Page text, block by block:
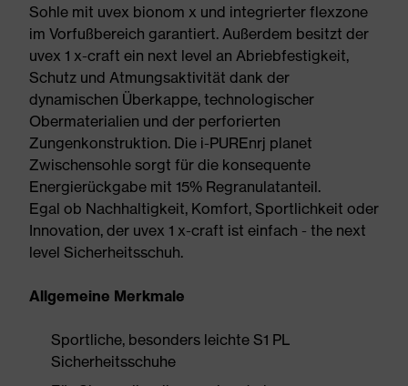
Sohle mit uvex bionom x und integrierter flexzone
im Vorfußbereich garantiert. Außerdem besitzt der
uvex 1 x-craft ein next level an Abriebfestigkeit,
Schutz und Atmungsaktivität dank der
dynamischen Überkappe, technologischer
Obermaterialien und der perforierten
Zungenkonstruktion. Die i-PUREnrj planet
Zwischensohle sorgt für die konsequente
Energierückgabe mit 15% Regranulatanteil.
Egal ob Nachhaltigkeit, Komfort, Sportlichkeit oder
Innovation, der uvex 1 x-craft ist einfach - the next
level Sicherheitsschuh.
Allgemeine Merkmale
Sportliche, besonders leichte S1 PL
Sicherheitsschuhe